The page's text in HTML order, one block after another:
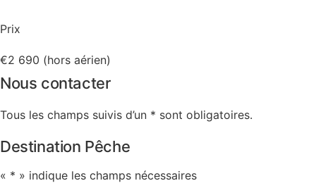
Prix
€2 690 (hors aérien)
Nous contacter
Tous les champs suivis d’un * sont obligatoires.
Destination Pêche
« * » indique les champs nécessaires